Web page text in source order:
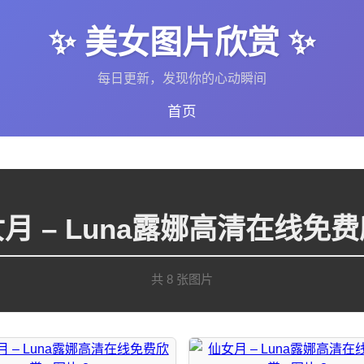
✨ 美女图片欣赏 ✨
每日更新，发现你的心动瞬间
首页
– Luna露娜高清在线免
共 8 张图片